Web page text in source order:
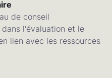
de conseil
l'évaluation et le
lien avec les ressources